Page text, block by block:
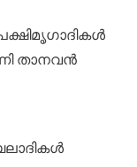
താനവൻ